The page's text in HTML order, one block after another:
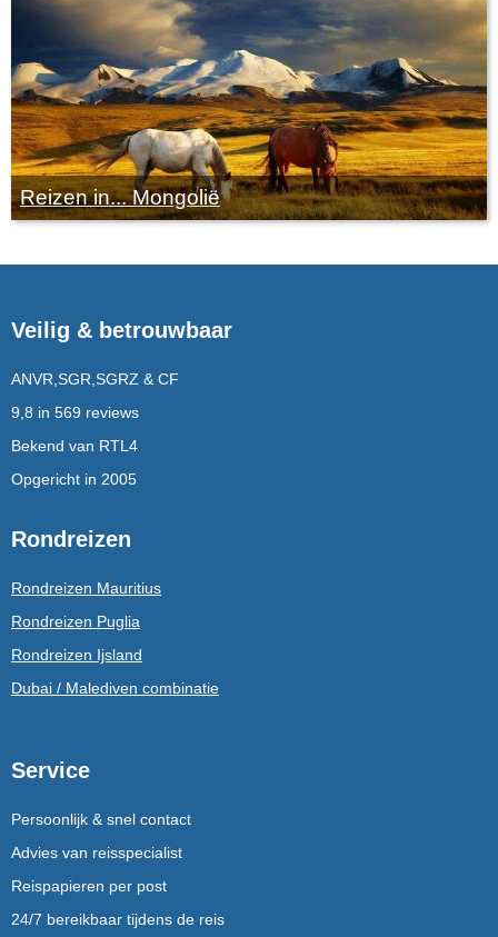
Reizen in... Mongolië
Veilig & betrouwbaar
ANVR,SGR,SGRZ & CF
9,8 in 569 reviews
Bekend van RTL4
Opgericht in 2005
Rondreizen
Rondreizen Mauritius
Rondreizen Puglia
Rondreizen Ijsland
Dubai / Malediven combinatie
Service
Persoonlijk & snel contact
Advies van reisspecialist
Reispapieren per post
24/7 bereikbaar tijdens de reis